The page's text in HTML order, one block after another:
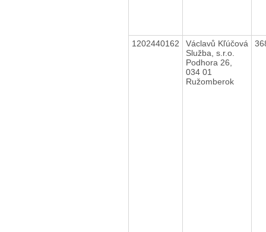
1202440162
Václavů Kľúčová
Služba, s.r.o.
Podhora 26,
034 01
Ružomberok